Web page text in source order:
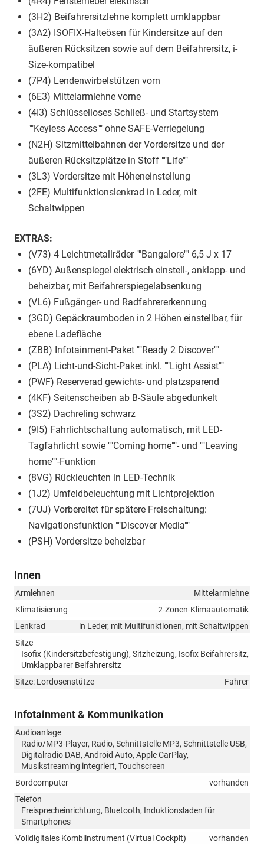
(3H2) Beifahrersitzlehne komplett umklappbar
(3A2) ISOFIX-Halteösen für Kindersitze auf den
äußeren Rücksitzen sowie auf dem Beifahrersitz, i-
Size-kompatibel
(7P4) Lendenwirbelstützen vorn
(6E3) Mittelarmlehne vorne
(4I3) Schlüsselloses Schließ- und Startsystem
""Keyless Access"" ohne SAFE-Verriegelung
(N2H) Sitzmittelbahnen der Vordersitze und der
äußeren Rücksitzplätze in Stoff ""Life""
(3L3) Vordersitze mit Höheneinstellung
(2FE) Multifunktionslenkrad in Leder, mit
Schaltwippen
EXTRAS:
(V73) 4 Leichtmetallräder ""Bangalore"" 6,5 J x 17
(6YD) Außenspiegel elektrisch einstell-, anklapp- und
beheizbar, mit Beifahrerspiegelabsenkung
(VL6) Fußgänger- und Radfahrererkennung
(3GD) Gepäckraumboden in 2 Höhen einstellbar, für
ebene Ladefläche
(ZBB) Infotainment-Paket ""Ready 2 Discover""
(PLA) Licht-und-Sicht-Paket inkl. ""Light Assist""
(PWF) Reserverad gewichts- und platzsparend
(4KF) Seitenscheiben ab B-Säule abgedunkelt
(3S2) Dachreling schwarz
(9I5) Fahrlichtschaltung automatisch, mit LED-
Tagfahrlicht sowie ""Coming home""- und ""Leaving
home""-Funktion
(8VG) Rückleuchten in LED-Technik
(1J2) Umfeldbeleuchtung mit Lichtprojektion
(7UJ) Vorbereitet für spätere Freischaltung:
Navigationsfunktion ""Discover Media""
(PSH) Vordersitze beheizbar
Innen
Armlehnen
Mittelarmlehne
Klimatisierung
2-Zonen-Klimaautomatik
Lenkrad
in Leder, mit Multifunktionen, mit Schaltwippen
Sitze
Isofix (Kindersitzbefestigung), Sitzheizung, Isofix Beifahrersitz,
Umklappbarer Beifahrersitz
Sitze: Lordosenstütze
Fahrer
Infotainment & Kommunikation
Audioanlage
Radio/MP3-Player, Radio, Schnittstelle MP3, Schnittstelle USB,
Digitalradio DAB, Android Auto, Apple CarPlay,
Musikstreaming integriert, Touchscreen
Bordcomputer
vorhanden
Telefon
Freisprecheinrichtung, Bluetooth, Induktionsladen für
Smartphones
Volldigitales Kombiinstrument (Virtual Cockpit)
vorhanden